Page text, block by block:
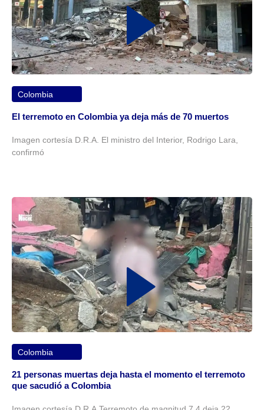
Colombia
El terremoto en Colombia ya deja más de 70 muertos
Imagen cortesía D.R.A. El ministro del Interior, Rodrigo Lara,
confirmó
Colombia
21 personas muertas deja hasta el momento el terremoto
que sacudió a Colombia